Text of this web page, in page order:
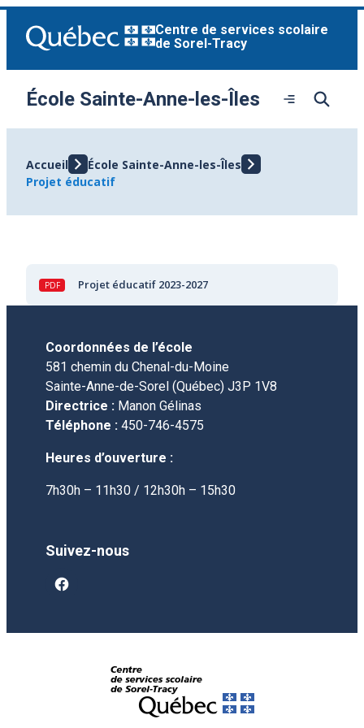
Aller
contenu
Centre de services scolaire
de Sorel-Tracy
École Sainte-Anne-les-Îles
Ouvrir
Accueil
École Sainte-Anne-les-Îles
Projet éducatif
Projet éducatif 2023-2027
Coordonnées de l’école
581 chemin du Chenal-du-Moine
Sainte-Anne-de-Sorel (Québec) J3P 1V8
Directrice : Manon Gélinas
Téléphone : 450-746-4575
Heures d’ouverture :
7h30h – 11h30 / 12h30h – 15h30
Suivez-nous
facebook